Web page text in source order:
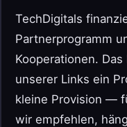
TechDigitals
Partnerprogramm
Kooperationen.
unserer Links ein
kleine Provision —
wir empfehlen,